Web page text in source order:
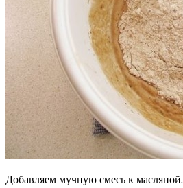
Добавляем мучную смесь к масляной.